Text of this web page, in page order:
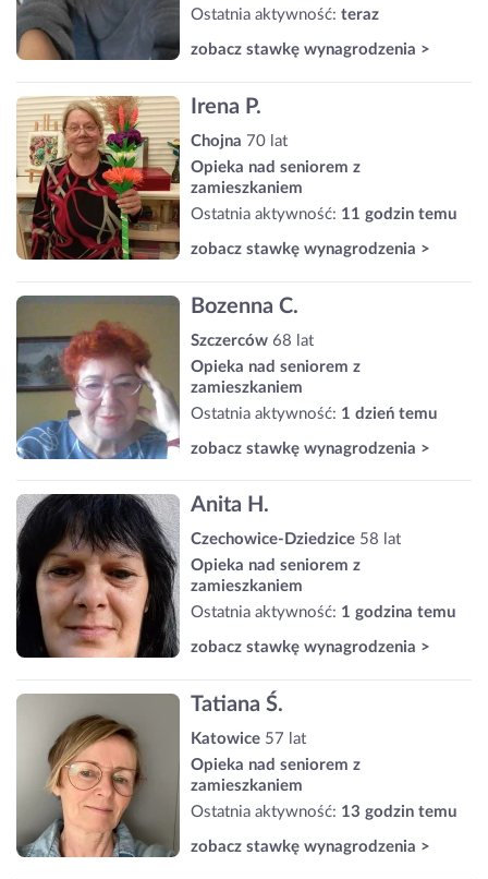
Ostatnia aktywność: teraz
zobacz stawkę wynagrodzenia >
Irena P.
Chojna 70 lat
Opieka nad seniorem z
zamieszkaniem
Ostatnia aktywność: 11 godzin temu
zobacz stawkę wynagrodzenia >
Bozenna C.
Szczerców 68 lat
Opieka nad seniorem z
zamieszkaniem
Ostatnia aktywność: 1 dzień temu
zobacz stawkę wynagrodzenia >
Anita H.
Czechowice-Dziedzice 58 lat
Opieka nad seniorem z
zamieszkaniem
Ostatnia aktywność: 1 godzina temu
zobacz stawkę wynagrodzenia >
Tatiana Ś.
Katowice 57 lat
Opieka nad seniorem z
zamieszkaniem
Ostatnia aktywność: 13 godzin temu
zobacz stawkę wynagrodzenia >